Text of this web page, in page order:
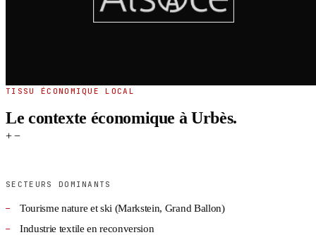
TISSU ÉCONOMIQUE LOCAL
Le contexte économique à Urbès.
+ −
SECTEURS DOMINANTS
Tourisme nature et ski (Markstein, Grand Ballon)
Industrie textile en reconversion